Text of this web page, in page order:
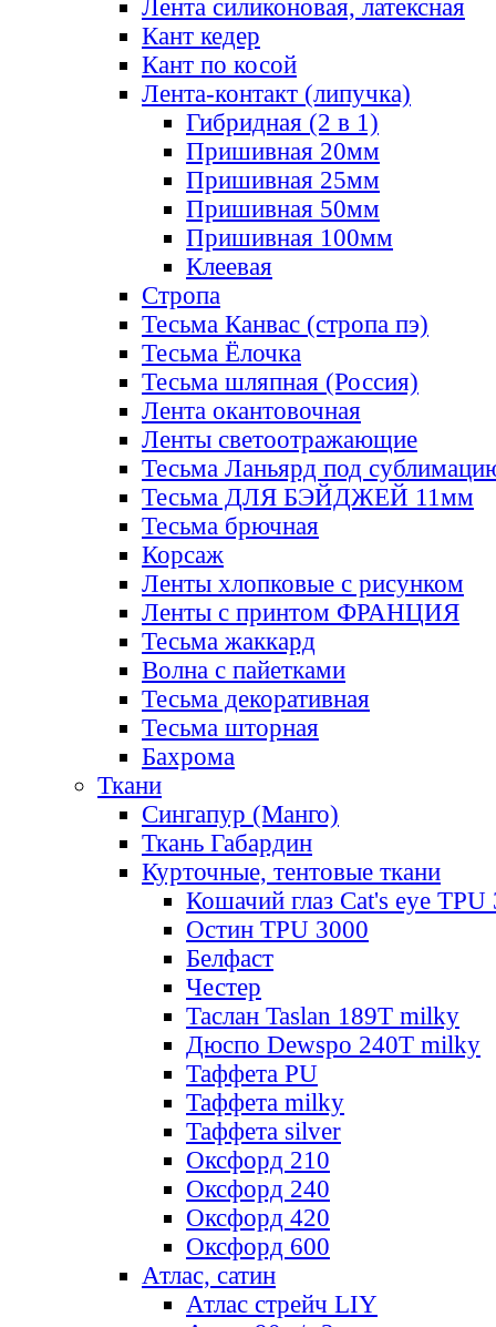
Лента силиконовая, латексная
Кант кедер
Кант по косой
Лента-контакт (липучка)
Гибридная (2 в 1)
Пришивная 20мм
Пришивная 25мм
Пришивная 50мм
Пришивная 100мм
Клеевая
Стропа
Тесьма Канвас (стропа пэ)
Тесьма Ёлочка
Тесьма шляпная (Россия)
Лента окантовочная
Ленты светоотражающие
Тесьма Ланьярд под
Тесьма ДЛЯ БЭЙДЖЕЙ 11мм
Тесьма брючная
Корсаж
Ленты хлопковые с рисунком
Ленты с принтом ФРАНЦИЯ
Тесьма жаккард
Волна с пайетками
Тесьма декоративная
Тесьма шторная
Бахрома
Ткани
Сингапур (Манго)
Ткань Габардин
Курточные, тентовые ткани
Кошачий глаз Cat's eye TPU
Остин TPU 3000
Белфаст
Честер
Таслан Taslan 189T milky
Дюспо Dewspo 240T milky
Таффета PU
Таффета milky
Таффета silver
Оксфорд 210
Оксфорд 240
Оксфорд 420
Оксфорд 600
Атлас, сатин
Атлас стрейч LIY